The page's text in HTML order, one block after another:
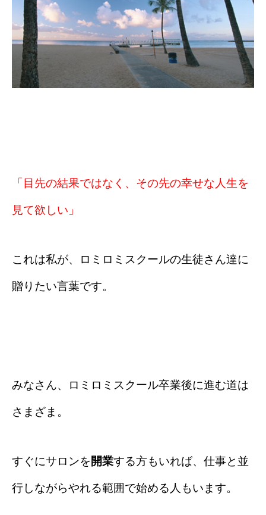
「目先の結果ではなく、その先の幸せな人生を
見て欲しい」
これは私が、ロミロミスクールの生徒さん達に
贈りたい言葉です。
みなさん、ロミロミスクール卒業後に進む道は
さまざま。
すぐにサロンを 開業する方もいれば、仕事と並
行しながらやれる範囲で始める人もいます。